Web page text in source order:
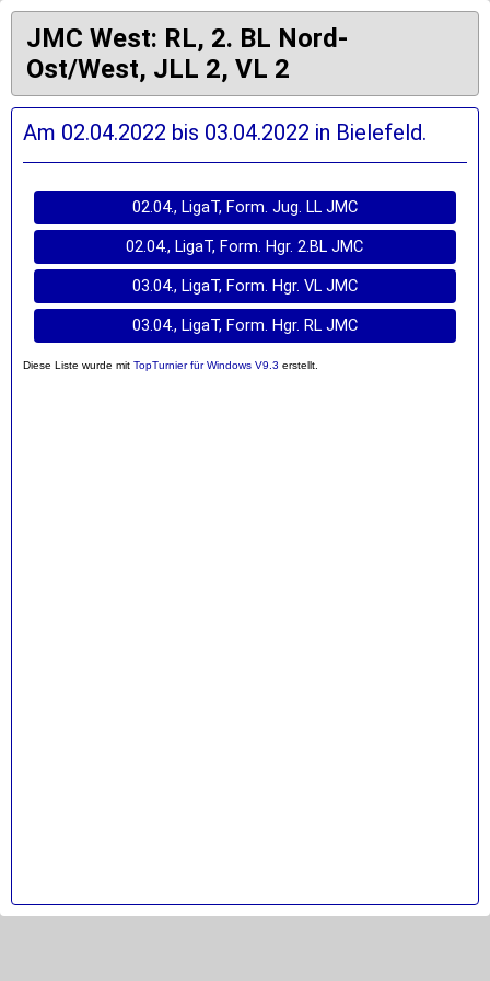
JMC West: RL, 2. BL Nord-
Ost/West, JLL 2, VL 2
Am 02.04.2022 bis 03.04.2022 in Bielefeld.
02.04., LigaT, Form. Jug. LL JMC
02.04., LigaT, Form. Hgr. 2.BL JMC
03.04., LigaT, Form. Hgr. VL JMC
03.04., LigaT, Form. Hgr. RL JMC
Diese Liste wurde mit TopTurnier für Windows V9.3 erstellt.